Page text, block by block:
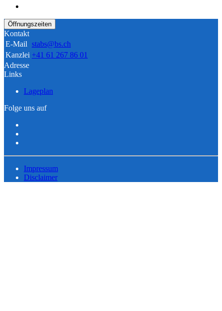
Öffnungszeiten
Kontakt
E-Mail stabs@bs.ch
Kanzlei +41 61 267 86 01
Adresse
Links
Lageplan
Folge uns auf
Impressum
Disclaimer